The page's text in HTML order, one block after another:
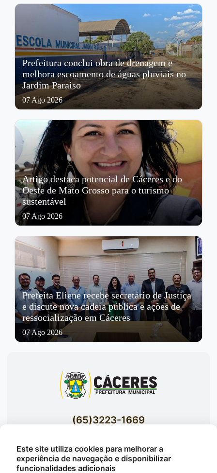
Prefeitura conclui obra de drenagem e
melhora escoamento de águas pluviais no
Jardim Paraíso
07 Ago 2026
Artigo destaca potencial de Cáceres e do
Oeste de Mato Grosso para o turismo
sustentável
07 Ago 2026
Prefeita Eliene recebe secretário de Justiça
e discute nova cadeia pública e ações de
ressocialização em Cáceres
07 Ago 2026
(65)3223-1669
Acessar E-mails Institucionais
Av. Brasil nº 119 Bairro Jardim Celeste -
Este site utiliza cookies para melhorar a
experiência de navegação e disponibilizar
funcionalidades adicionais